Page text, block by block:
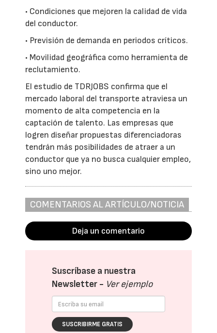
• Condiciones que mejoren la calidad de vida
del conductor.
• Previsión de demanda en periodos críticos.
• Movilidad geográfica como herramienta de
reclutamiento.
El estudio de TDRJOBS confirma que el
mercado laboral del transporte atraviesa un
momento de alta competencia en la
captación de talento. Las empresas que
logren diseñar propuestas diferenciadoras
tendrán más posibilidades de atraer a un
conductor que ya no busca cualquier empleo,
sino uno mejor.
COMENTARIOS AL ARTÍCULO/NOTICIA
Deja un comentario
Suscríbase a nuestra
Newsletter - Ver ejemplo
SUSCRIBIRME GRATIS